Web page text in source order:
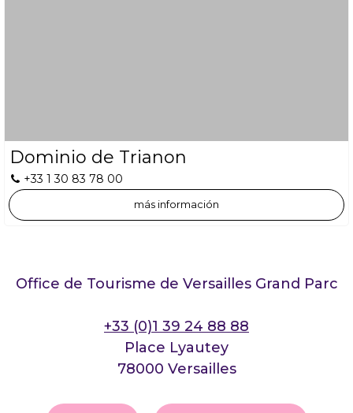
Dominio de Trianon
+33 1 30 83 78 00
más información
Office de Tourisme de Versailles Grand Parc
+33 (0)1 39 24 88 88
Place Lyautey
78000 Versailles